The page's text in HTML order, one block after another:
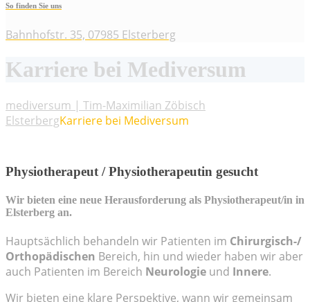
So finden Sie uns
Bahnhofstr. 35, 07985 Elsterberg
Karriere bei Mediversum
mediversum | Tim-Maximilian Zöbisch
ElsterbergKarriere bei Mediversum
Physiotherapeut / Physiotherapeutin gesucht
Wir bieten eine neue Herausforderung als Physiotherapeut/in in
Elsterberg an.
Hauptsächlich behandeln wir Patienten im Chirurgisch-/
Orthopädischen Bereich, hin und wieder haben wir aber
auch Patienten im Bereich Neurologie und Innere.
Wir bieten eine klare Perspektive, wann wir gemeinsam